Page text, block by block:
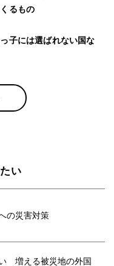
るもの
子には選ばれない国な
い
の災害対策
増える被災地の外国